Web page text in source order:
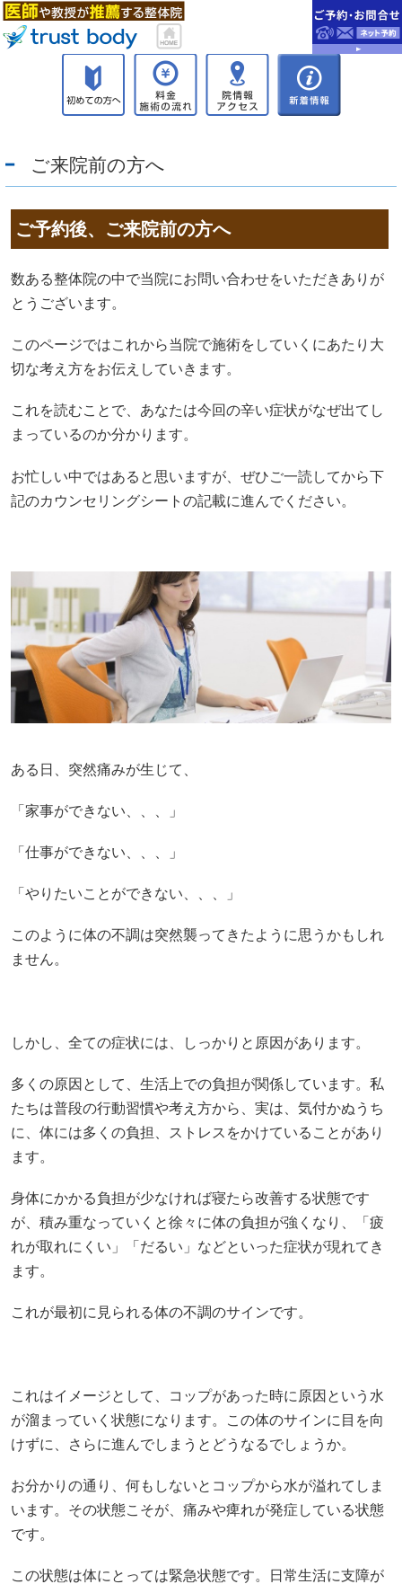
ご来院前の方へ
ご予約後、ご来院前の方へ
数ある整体院の中で当院にお問い合わせをいただきありが
とうございます。
このページではこれから当院で施術をしていくにあたり大
切な考え方をお伝えしていきます。
これを読むことで、あなたは今回の辛い症状がなぜ出てし
まっているのか分かります。
お忙しい中ではあると思いますが、ぜひご一読してから下
記のカウンセリングシートの記載に進んでください。
ある日、突然痛みが生じて、
「家事ができない、、、」
「仕事ができない、、、」
「やりたいことができない、、、」
このように体の不調は突然襲ってきたように思うかもしれ
ません。
しかし、全ての症状には、しっかりと原因があります。
多くの原因として、生活上での負担が関係しています。私
たちは普段の行動習慣や考え方から、実は、気付かぬうち
に、体には多くの負担、ストレスをかけていることがあり
ます。
身体にかかる負担が少なければ寝たら改善する状態です
が、積み重なっていくと徐々に体の負担が強くなり、「疲
れが取れにくい」「だるい」などといった症状が現れてき
ます。
これが最初に見られる体の不調のサインです。
これはイメージとして、コップがあった時に原因という水
が溜まっていく状態になります。この体のサインに目を向
けずに、さらに進んでしまうとどうなるでしょうか。
お分かりの通り、何もしないとコップから水が溢れてしま
います。その状態こそが、痛みや痺れが発症している状態
です。
この状態は体にとっては緊急状態です。日常生活に支障が